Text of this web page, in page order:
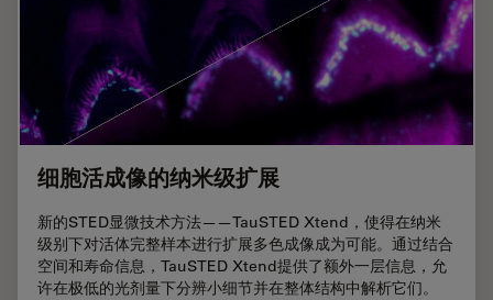
细胞活成像的纳米级扩展
新的STED显微技术方法——TauSTED Xtend，使得在纳米
级别下对活体完整样本进行扩展多色成像成为可能。通过结合
空间和寿命信息，TauSTED Xtend提供了额外一层信息，允
许在极低的光剂量下分辨小细节并在整体结构中解析它们。